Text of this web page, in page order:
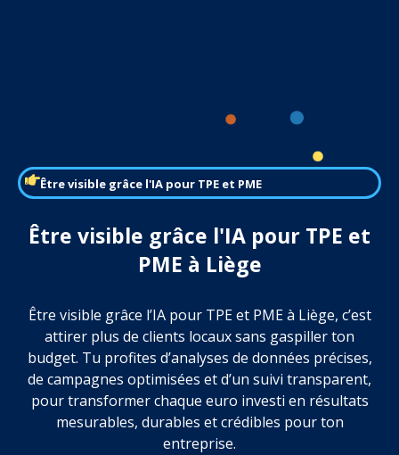
Être visible grâce l'IA pour TPE et PME
Être visible grâce l'IA pour TPE et
PME à Liège
Être visible grâce l’IA pour TPE et PME à Liège, c’est
attirer plus de clients locaux sans gaspiller ton
budget. Tu profites d’analyses de données précises,
de campagnes optimisées et d’un suivi transparent,
pour transformer chaque euro investi en résultats
mesurables, durables et crédibles pour ton
entreprise.